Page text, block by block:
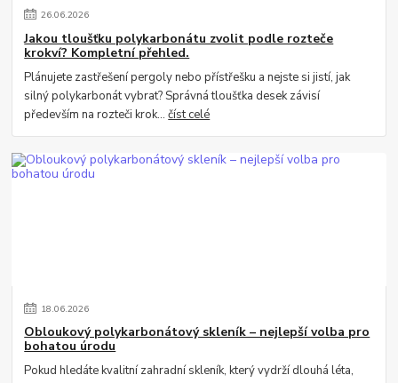
26.06.2026
Jakou tloušťku polykarbonátu zvolit podle rozteče
krokví? Kompletní přehled.
Plánujete zastřešení pergoly nebo přístřešku a nejste si jistí, jak
silný polykarbonát vybrat? Správná tloušťka desek závisí
především na rozteči krok...číst celé
18.06.2026
Obloukový polykarbonátový skleník – nejlepší volba pro
bohatou úrodu
Pokud hledáte kvalitní zahradní skleník, který vydrží dlouhá léta,